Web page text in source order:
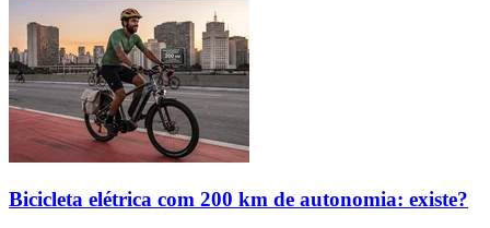
Bicicleta elétrica com 200 km de autonomia: existe?